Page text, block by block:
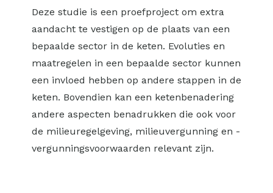
Deze studie is een proefproject om extra
aandacht te vestigen op de plaats van een
bepaalde sector in de keten. Evoluties en
maatregelen in een bepaalde sector kunnen
een invloed hebben op andere stappen in de
keten. Bovendien kan een ketenbenadering
andere aspecten benadrukken die ook voor
de milieuregelgeving, milieuvergunning en -
vergunningsvoorwaarden relevant zijn.